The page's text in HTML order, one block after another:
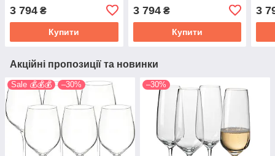
3 794 ₴
Купити
3 794₴
Купити
3
Акційні пропозиції та новинки
Sale 💰💰💰 –30% –30%